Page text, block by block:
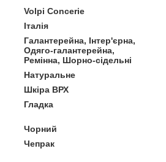
Volpi Concerie
Італія
Галантерейна, Інтер'єрна,
Одяго-галантерейна,
Ремінна, Шорно-сідельні
Натуральне
Шкіра ВРХ
Гладка
Чорний
Чепрак